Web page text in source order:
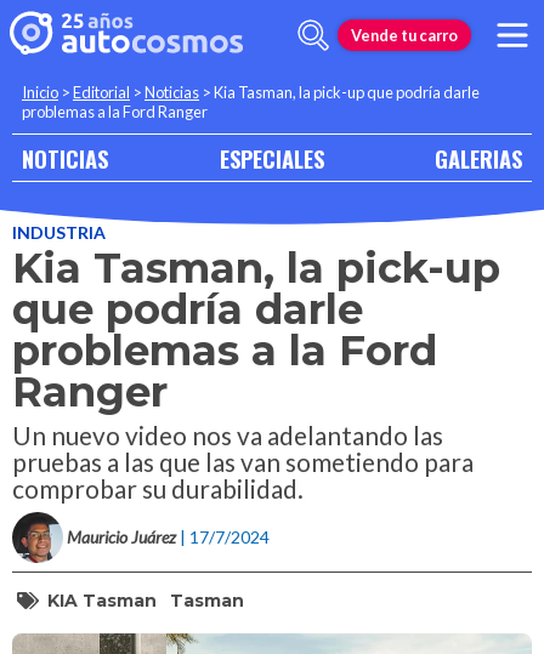
Vende tu carro
Inicio >Editorial >Noticias >Kia Tasman, la pick-up que podría darle
problemas a la Ford Ranger
NOTICIAS ESPECIALES GALERIAS
INDUSTRIA
Kia Tasman, la pick-up
que podría darle
problemas a la Ford
Ranger
Un nuevo video nos va adelantando las
pruebas a las que las van sometiendo para
comprobar su durabilidad.
Mauricio Juárez | 17/7/2024
KIA Tasman Tasman